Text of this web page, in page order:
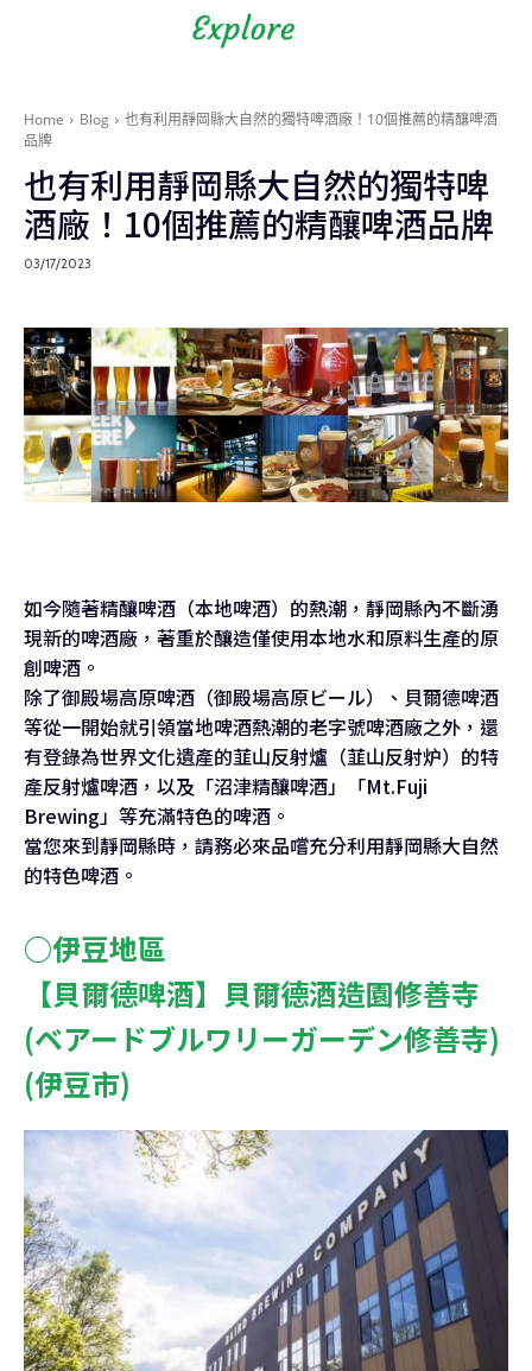
Home Blog
也有利用靜岡縣大自然的獨特啤酒廠！10個推薦的精釀啤酒
品牌
也有利用靜岡縣大自然的獨特啤
酒廠！10個推薦的精釀啤酒品牌
03/17/2023
如今隨著精釀啤酒（本地啤酒）的熱潮，靜岡縣內不斷湧
現新的啤酒廠，著重於釀造僅使用本地水和原料生產的原
創啤酒。
除了御殿場高原啤酒（御殿場高原ビール）、貝爾德啤酒
等從一開始就引領當地啤酒熱潮的老字號啤酒廠之外，還
有登錄為世界文化遺產的韮山反射爐（韮山反射炉）的特
產反射爐啤酒，以及「沼津精釀啤酒」「Mt.Fuji
Brewing」等充滿特色的啤酒。
當您來到靜岡縣時，請務必來品嚐充分利用靜岡縣大自然
的特色啤酒。
○伊豆地區
【貝爾德啤酒】貝爾德酒造園修善寺
(ベアードブルワリーガーデン修善寺)
(伊豆市)